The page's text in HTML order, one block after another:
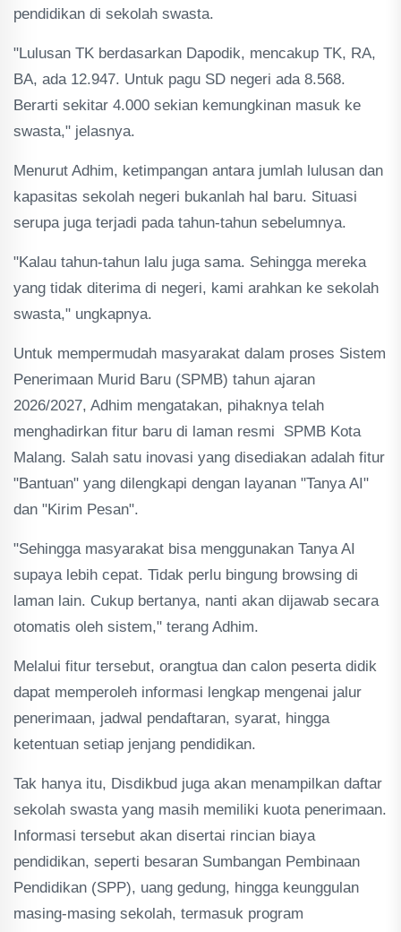
pendidikan di sekolah swasta.
"Lulusan TK berdasarkan Dapodik, mencakup TK, RA,
BA, ada 12.947. Untuk pagu SD negeri ada 8.568.
Berarti sekitar 4.000 sekian kemungkinan masuk ke
swasta," jelasnya.
Menurut Adhim, ketimpangan antara jumlah lulusan dan
kapasitas sekolah negeri bukanlah hal baru. Situasi
serupa juga terjadi pada tahun-tahun sebelumnya.
"Kalau tahun-tahun lalu juga sama. Sehingga mereka
yang tidak diterima di negeri, kami arahkan ke sekolah
swasta," ungkapnya.
Untuk mempermudah masyarakat dalam proses Sistem
Penerimaan Murid Baru (SPMB) tahun ajaran
2026/2027, Adhim mengatakan, pihaknya telah
menghadirkan fitur baru di laman resmi SPMB Kota
Malang. Salah satu inovasi yang disediakan adalah fitur
"Bantuan" yang dilengkapi dengan layanan "Tanya AI"
dan "Kirim Pesan".
"Sehingga masyarakat bisa menggunakan Tanya AI
supaya lebih cepat. Tidak perlu bingung browsing di
laman lain. Cukup bertanya, nanti akan dijawab secara
otomatis oleh sistem," terang Adhim.
Melalui fitur tersebut, orangtua dan calon peserta didik
dapat memperoleh informasi lengkap mengenai jalur
penerimaan, jadwal pendaftaran, syarat, hingga
ketentuan setiap jenjang pendidikan.
Tak hanya itu, Disdikbud juga akan menampilkan daftar
sekolah swasta yang masih memiliki kuota penerimaan.
Informasi tersebut akan disertai rincian biaya
pendidikan, seperti besaran Sumbangan Pembinaan
Pendidikan (SPP), uang gedung, hingga keunggulan
masing-masing sekolah, termasuk program